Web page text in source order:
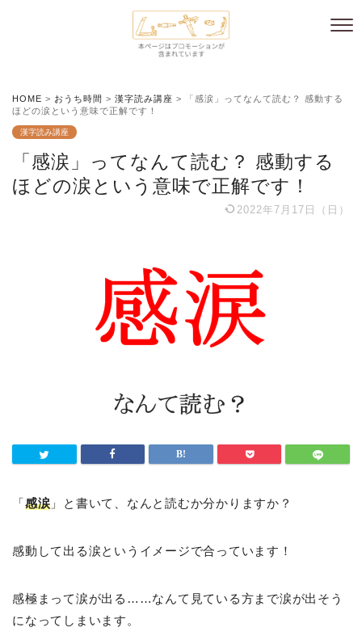
HOME > おうち時間 > 漢字読み講座 >
「感涙」ってなんて読む？ 感動する
ほどの涙という意味で正解です！
漢字読み講座
「感涙」ってなんて読む？ 感動する
ほどの涙という意味で正解です！
2022年7月17日（日）
「感涙 」と書いて、なんと読むか分かりますか？
感動して出る涙というイメージで合っています！
感極まって涙が出る……なんて見ている方まで涙が出そう
になってしまいます。